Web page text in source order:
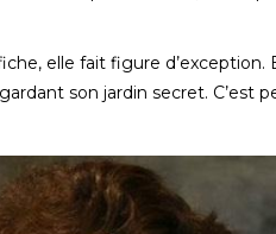
elle fait figure d’exception.
son jardin secret. C’est